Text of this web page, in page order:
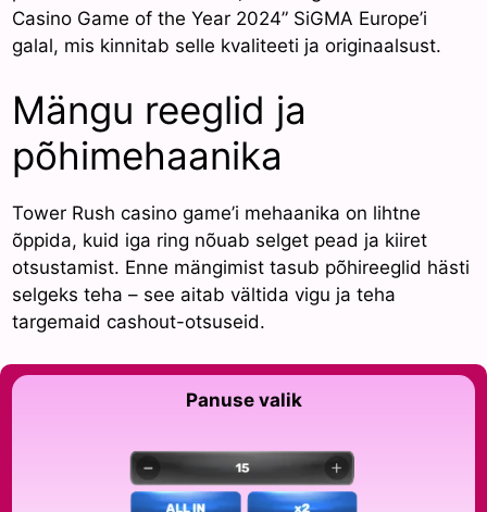
Casino Game of the Year 2024” SiGMA Europe’i
galal, mis kinnitab selle kvaliteeti ja originaalsust.
Mängu reeglid ja
põhimehaanika
Tower Rush casino game’i mehaanika on lihtne
õppida, kuid iga ring nõuab selget pead ja kiiret
otsustamist. Enne mängimist tasub põhireeglid hästi
selgeks teha – see aitab vältida vigu ja teha
targemaid cashout-otsuseid.
Panuse valik